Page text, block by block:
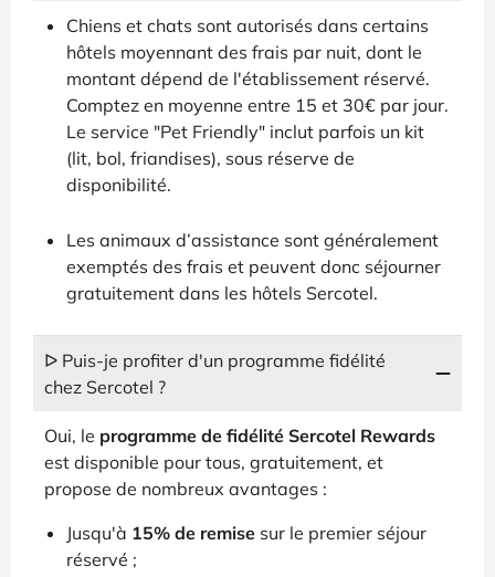
Chiens et chats sont autorisés dans certains
hôtels moyennant des frais par nuit, dont le
montant dépend de l'établissement réservé.
Comptez en moyenne entre 15 et 30€ par jour.
Le service "Pet Friendly" inclut parfois un kit
(lit, bol, friandises), sous réserve de
disponibilité.
Les animaux d’assistance sont généralement
exemptés des frais et peuvent donc séjourner
gratuitement dans les hôtels Sercotel.
ᐅ Puis-je profiter d'un programme fidélité
chez Sercotel ?
Oui, le programme de fidélité Sercotel Rewards
est disponible pour tous, gratuitement, et
propose de nombreux avantages :
Jusqu'à 15% de remise sur le premier séjour
réservé ;